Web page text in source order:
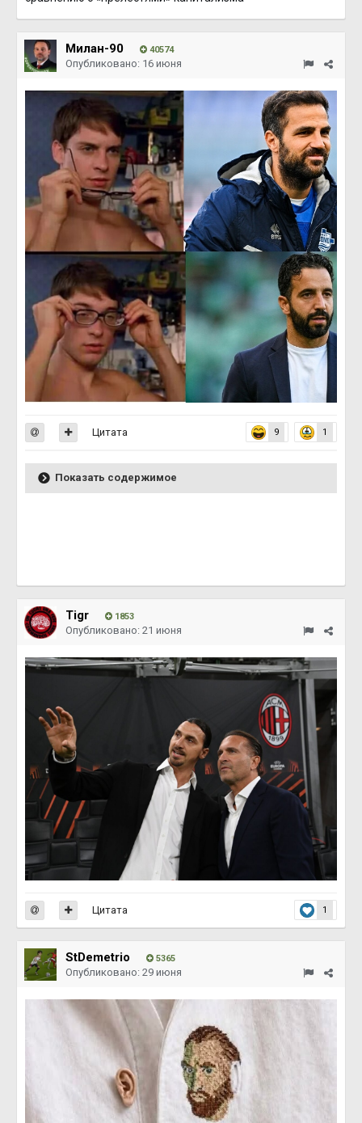
Милан-90 40574
Опубликовано: 16 июня
9 1
Цитата
Показать содержимое
Тigr 1853
Опубликовано: 21 июня
1
Цитата
StDemetrio 5365
Опубликовано: 29 июня